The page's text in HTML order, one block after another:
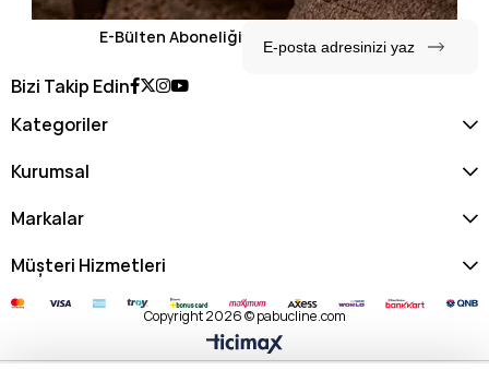
E-Bülten Aboneliği
Bizi Takip Edin
Kategoriler
Kurumsal
Markalar
Müşteri Hizmetleri
Copyright 2026 © pabucline.com